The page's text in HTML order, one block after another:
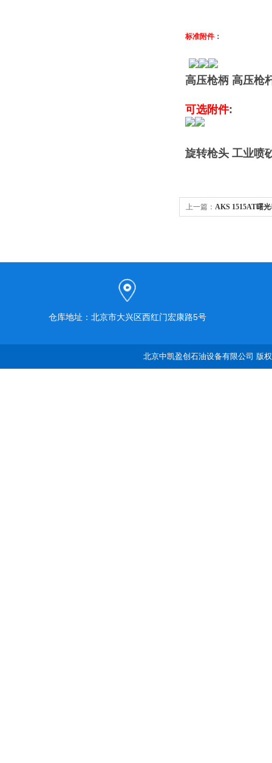
标准附件：
高压枪柄 高压枪
可选附件:
旋转枪头 工业喷
上一篇： AKS 1515AT曙
仓库地址：北京市大兴区西红门宏康路5号
北京中凯盈创石油设备有限公司 版